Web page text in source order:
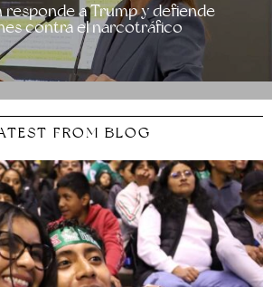
responde a Trump y defiende
contra el narcotráfico
FROM BLOG